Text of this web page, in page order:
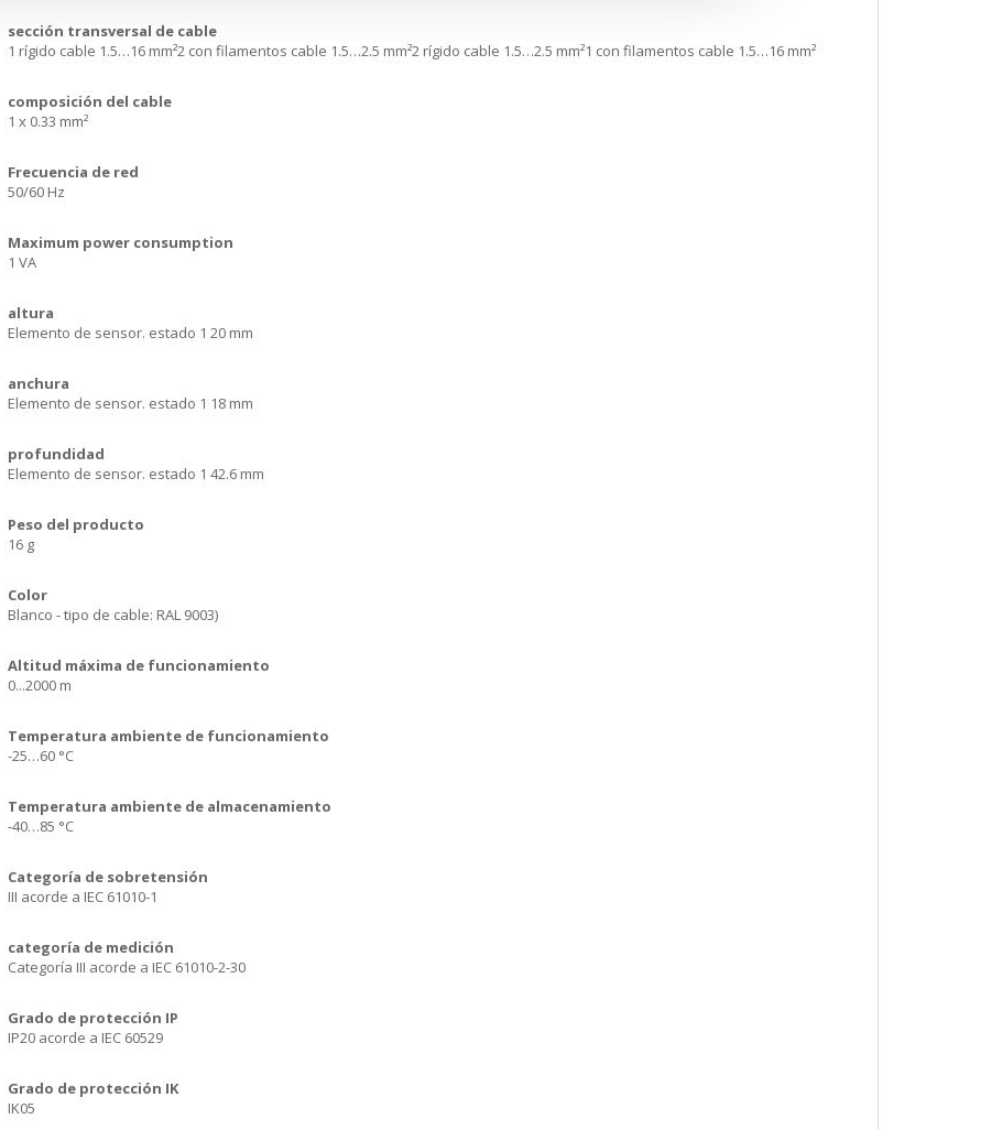
sección transversal de cable
1 rígido cable 1.5…16 mm²2 con filamentos cable 1.5…2.5 mm²2 rígido cable 1.5…2.5 mm²1 con filamentos cable 1.5…16 mm²
composición del cable
1 x 0.33 mm²
Frecuencia de red
50/60 Hz
Maximum power consumption
1 VA
altura
Elemento de sensor. estado 1 20 mm
anchura
Elemento de sensor. estado 1 18 mm
profundidad
Elemento de sensor. estado 1 42.6 mm
Peso del producto
16 g
Color
Blanco - tipo de cable: RAL 9003)
Altitud máxima de funcionamiento
0...2000 m
Temperatura ambiente de funcionamiento
-25…60 °C
Temperatura ambiente de almacenamiento
-40…85 °C
Categoría de sobretensión
III acorde a IEC 61010-1
categoría de medición
Categoría III acorde a IEC 61010-2-30
Grado de protección IP
IP20 acorde a IEC 60529
Grado de protección IK
IK05